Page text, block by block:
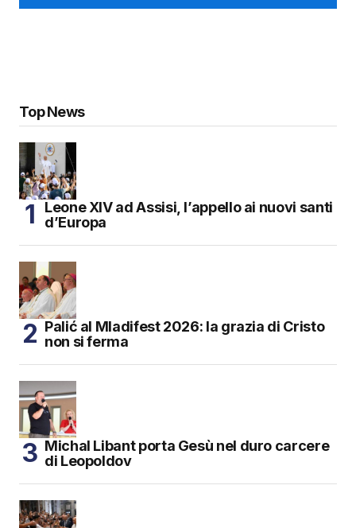
Top News
Leone XIV ad Assisi, l’appello ai nuovi santi
d’Europa
Palić al Mladifest 2026: la grazia di Cristo
non si ferma
Michal Libant porta Gesù nel duro carcere
di Leopoldov